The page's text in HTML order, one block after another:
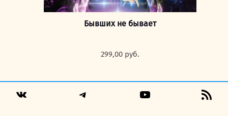
Бывших не бывает
299,00 руб.